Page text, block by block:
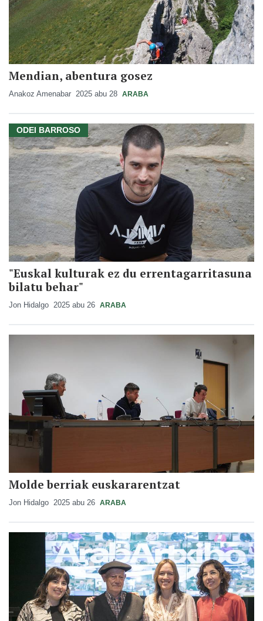
Mendian, abentura gosez
Anakoz Amenabar 2025 abu 28 ARABA
ODEI BARROSO
"Euskal kulturak ez du errentagarritasuna
bilatu behar"
Jon Hidalgo 2025 abu 26 ARABA
Molde berriak euskararentzat
Jon Hidalgo 2025 abu 26 ARABA